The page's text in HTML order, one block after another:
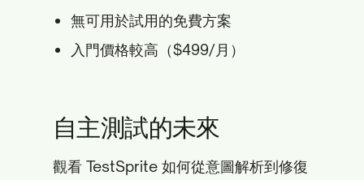
無可用於試用的免費方案
入門價格較高（$499/月）
自主測試的未來
觀看 TestSprite 如何從意圖解析到修復